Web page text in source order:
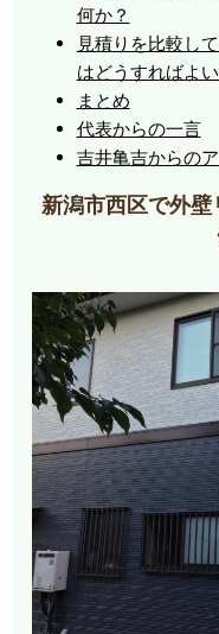
何か？
見積りを比較し
はどうすればよ
まとめ
代表からの一言
吉井亀吉からの
新潟市西区で外